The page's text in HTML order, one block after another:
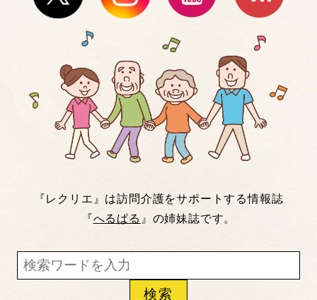
『レクリエ』は訪問介護をサポートする情報誌
『へるぱる 』の姉妹誌です。